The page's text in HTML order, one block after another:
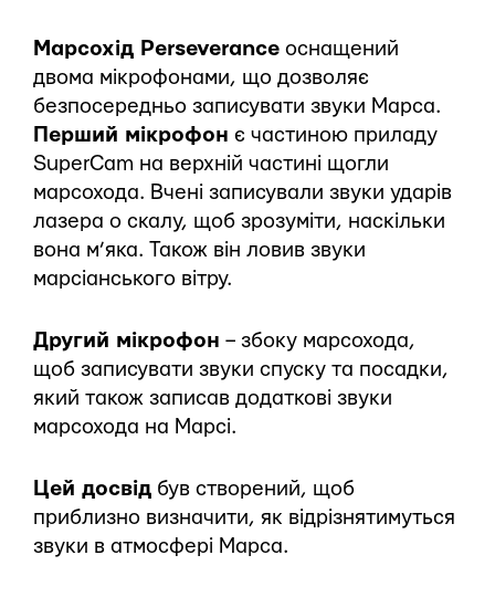
Марсохід Perseverance оснащений
двома мікрофонами, що дозволяє
безпосередньо записувати звуки Марса.
Перший мікрофон є частиною приладу
SuperCam на верхній частині щогли
марсохода. Вчені записували звуки ударів
лазера о скалу, щоб зрозуміти, наскільки
вона м’яка. Також він ловив звуки
марсіанського вітру.
Другий мікрофон – збоку марсохода,
щоб записувати звуки спуску та посадки,
який також записав додаткові звуки
марсохода на Марсі.
Цей досвід був створений, щоб
приблизно визначити, як відрізнятимуться
звуки в атмосфері Марса.